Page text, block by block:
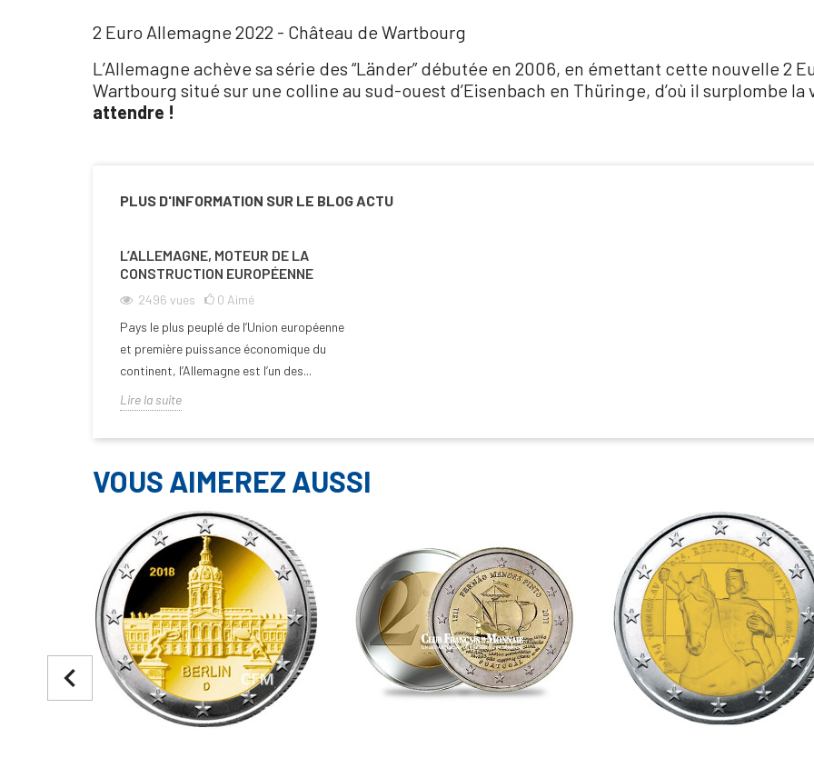
2 Euro Allemagne 2022 - Château de Wartbourg
L’Allemagne achève sa série des “Länder” débutée en 2006, en émettant cette nouvelle 2
Wartbourg situé sur une colline au sud-ouest d’Eisenbach en Thüringe, d’où il surplombe la
attendre !
PLUS D'INFORMATION SUR LE BLOG ACTU
L’ALLEMAGNE, MOTEUR DE LA
CONSTRUCTION EUROPÉENNE
2496 vues 0 Aimé
Pays le plus peuplé de l’Union européenne
et première puissance économique du
continent, l’Allemagne est l’un des...
Lire la suite
VOUS AIMEREZ AUSSI
navigate_before